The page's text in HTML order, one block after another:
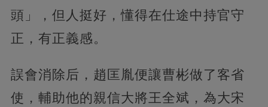
頭」，但人挺好，懂得在仕途中持官守
正，有正義感。
誤會消除后，趙匡胤便讓曹彬做了客省
使，輔助他的親信大將王全斌，為大宋